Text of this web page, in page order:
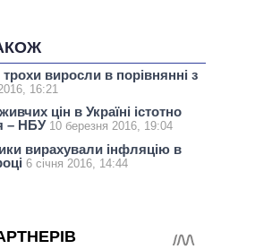
трохи виросли в порівнянні з
16:21
цін в Україні істотно
– НБУ 10 березня 2016, 19:04
вирахували інфляцію в
6 січня 2016, 14:44